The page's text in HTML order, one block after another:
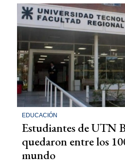
EDUCACIÓN
Estudiantes de UTN
quedaron entre los
mundo